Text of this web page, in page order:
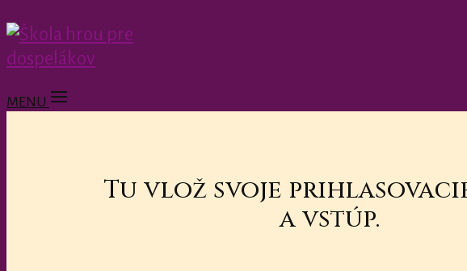
MENU
Tu vlož svoje
a vstúp.